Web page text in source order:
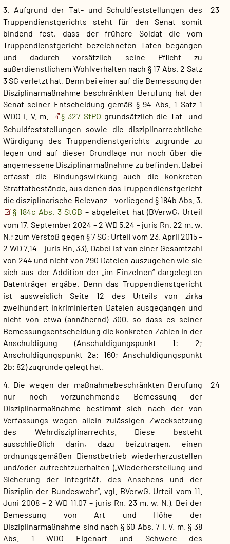
23
3. Aufgrund der Tat- und Schuldfeststellungen des
Truppendienstgerichts steht für den Senat somit
bindend fest, dass der frühere Soldat die vom
Truppendienstgericht bezeichneten Taten begangen
und dadurch vorsätzlich seine Pflicht zu
außerdienstlichem Wohlverhalten nach § 17 Abs. 2 Satz
3 SG verletzt hat. Denn bei einer auf die Bemessung der
Disziplinarmaßnahme beschränkten Berufung hat der
Senat seiner Entscheidung gemäß § 94 Abs. 1 Satz 1
WDO i. V. m.
§ 327 StPO grundsätzlich die Tat- und
Schuldfeststellungen sowie die disziplinarrechtliche
Würdigung des Truppendienstgerichts zugrunde zu
legen und auf dieser Grundlage nur noch über die
angemessene Disziplinarmaßnahme zu befinden. Dabei
erfasst die Bindungswirkung auch die konkreten
Straftatbestände, aus denen das Truppendienstgericht
die disziplinarische Relevanz – vorliegend § 184b Abs. 3,
§ 184c Abs. 3 StGB– abgeleitet hat (BVerwG, Urteil
vom 17. September 2024 – 2 WD 5.24 – juris Rn. 22 m. w.
N.; zum Verstoß gegen § 7 SG: Urteil vom 23. April 2015 –
2 WD 7.14 – juris Rn. 33). Dabei ist von einer Gesamtzahl
von 244 und nicht von 290 Dateien auszugehen wie sie
sich aus der Addition der „im Einzelnen“ dargelegten
Datenträger ergäbe. Denn das Truppendienstgericht
ist ausweislich Seite 12 des Urteils von zirka
zweihundert inkriminierten Dateien ausgegangen und
nicht von etwa (annähernd) 300, so dass es seiner
Bemessungsentscheidung die konkreten Zahlen in der
Anschuldigung (Anschuldigungspunkt 1: 2;
Anschuldigungspunkt 2a: 160; Anschuldigungspunkt
2b: 82) zugrunde gelegt hat.
24
4. Die wegen der maßnahmebeschränkten Berufung
nur noch vorzunehmende Bemessung der
Disziplinarmaßnahme bestimmt sich nach der von
Verfassungs wegen allein zulässigen Zwecksetzung
des Wehrdisziplinarrechts. Diese besteht
ausschließlich darin, dazu beizutragen, einen
ordnungsgemäßen Dienstbetrieb wiederherzustellen
und/oder aufrechtzuerhalten („Wiederherstellung und
Sicherung der Integrität, des Ansehens und der
Disziplin der Bundeswehr“, vgl. BVerwG, Urteil vom 11.
Juni 2008 – 2 WD 11.07 – juris Rn. 23 m. w. N.). Bei der
Bemessung von Art und Höhe der
Disziplinarmaßnahme sind nach § 60 Abs. 7 i. V. m. § 38
Abs. 1 WDO Eigenart und Schwere des